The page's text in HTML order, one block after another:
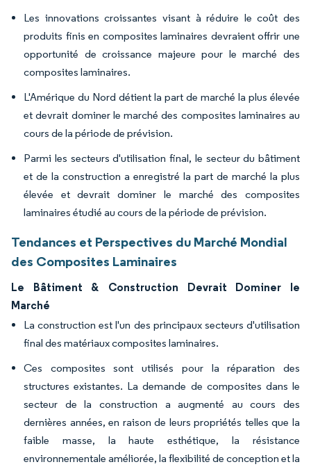
Les innovations croissantes visant à réduire le coût des
produits finis en composites laminaires devraient offrir une
opportunité de croissance majeure pour le marché des
composites laminaires.
L'Amérique du Nord détient la part de marché la plus élevée
et devrait dominer le marché des composites laminaires au
cours de la période de prévision.
Parmi les secteurs d'utilisation final, le secteur du bâtiment
et de la construction a enregistré la part de marché la plus
élevée et devrait dominer le marché des composites
laminaires étudié au cours de la période de prévision.
Tendances et Perspectives du Marché Mondial
des Composites Laminaires
Le Bâtiment & Construction Devrait Dominer le
Marché
La construction est l'un des principaux secteurs d'utilisation
final des matériaux composites laminaires.
Ces composites sont utilisés pour la réparation des
structures existantes. La demande de composites dans le
secteur de la construction a augmenté au cours des
dernières années, en raison de leurs propriétés telles que la
faible masse, la haute esthétique, la résistance
environnementale améliorée, la flexibilité de conception et la